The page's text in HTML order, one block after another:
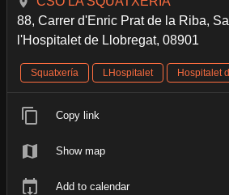
88, Carrer d'Enric Prat de la Riba,
l'Hospitalet de Llobregat, 08901
Squatxería LHospitalet Hospitalet
Copy link
Show map
Add to calendar